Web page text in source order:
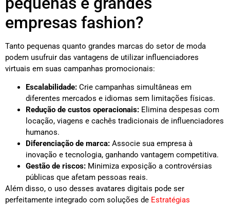
empresas fashion?
Tanto pequenas quanto grandes marcas do setor de moda
podem usufruir das vantagens de utilizar influenciadores
virtuais em suas campanhas promocionais:
Escalabilidade: Crie campanhas simultâneas em
diferentes mercados e idiomas sem limitações físicas.
Redução de custos operacionais: Elimina despesas com
locação, viagens e cachês tradicionais de influenciadores
humanos.
Diferenciação de marca: Associe sua empresa à
inovação e tecnologia, ganhando vantagem competitiva.
Gestão de riscos: Minimiza exposição a controvérsias
públicas que afetam pessoas reais.
Além disso, o uso desses avatares digitais pode ser
perfeitamente integrado com soluções de Estratégias